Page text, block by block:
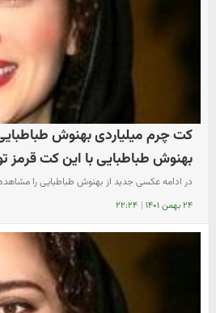
کت چرم میلیاردی بهنوش
بهنوش طباطبایی با این کت قرمز
در ادامه عکسی جدید از بهنوش طباطبایی را
۲۴ بهمن ۱۴۰۱ | ۲۲:۲۴